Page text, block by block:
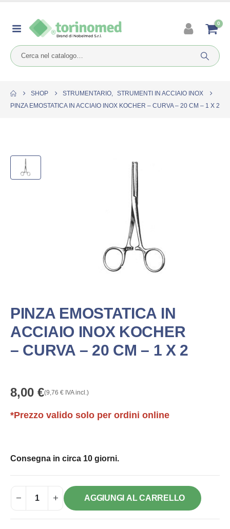
0
SHOP STRUMENTARIO, STRUMENTI IN ACCIAIO INOX
PINZA EMOSTATICA IN ACCIAIO INOX KOCHER – CURVA – 20 CM – 1 X 2
PINZA EMOSTATICA IN
ACCIAIO INOX KOCHER
– CURVA – 20 CM – 1 X 2
8,00 €(9,76 € IVA incl.)
*Prezzo valido solo per ordini online
Consegna in circa 10 giorni.
AGGIUNGI AL CARRELLO